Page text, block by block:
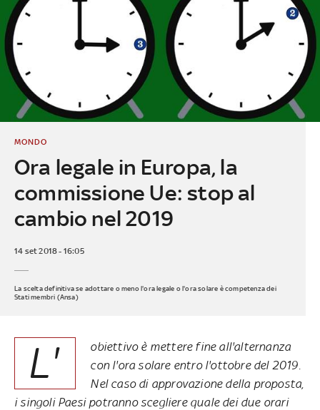
Ora legale in Europa, la
commissione Ue: stop al
cambio nel 2019
MONDO
14 set 2018 - 16:05
La scelta definitiva se adottare o meno l'ora legale o l'ora solare è competenza dei
Stati membri (Ansa)
L'
obiettivo è mettere fine all'alternanza
con l'ora solare entro l'ottobre del 2019.
Nel caso di approvazione della proposta,
i singoli Paesi potranno scegliere quale dei due orari